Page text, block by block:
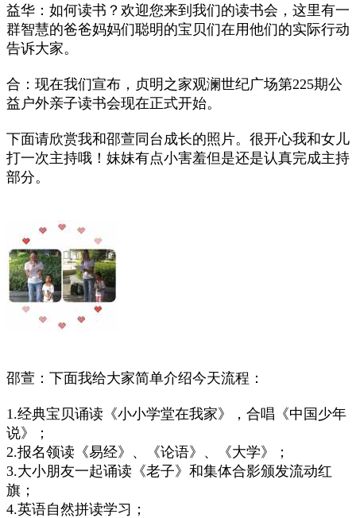
益华：如何读书？欢迎您来到我们的读书会，这里有一
群智慧的爸爸妈妈们聪明的宝贝们在用他们的实际行动
告诉大家。
合：现在我们宣布，贞明之家观澜世纪广场第225期公
益户外亲子读书会现在正式开始。
下面请欣赏我和邵萱同台成长的照片。很开心我和女儿
打一次主持哦！妹妹有点小害羞但是还是认真完成主持
部分。
邵萱：下面我给大家简单介绍今天流程：
1.经典宝贝诵读《小小学堂在我家》，合唱《中国少年
说》；
2.报名领读《易经》、《论语》、《大学》；
3.大小朋友一起诵读《老子》和集体合影颁发流动红
旗；
4.英语自然拼读学习；